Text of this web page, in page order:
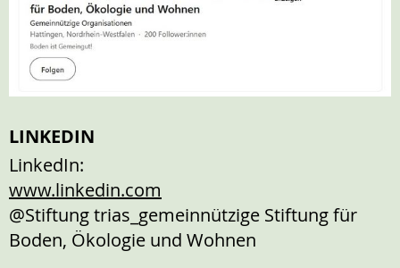
LINKEDIN
LinkedIn:
www.linkedin.com
@Stiftung trias_gemeinnützige Stiftung für
Boden, Ökologie und Wohnen